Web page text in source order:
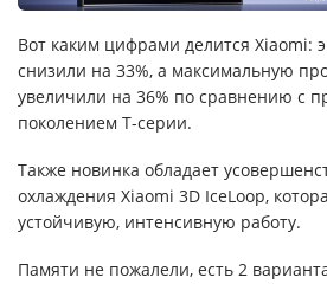
Вот каким цифрами делится Xiaomi:
снизили на 33%, а максимальную
увеличили на 36% по сравнению с
поколением T-серии.
Также новинка обладает
охлаждения Xiaomi 3D IceLoop,
устойчивую, интенсивную работу.
Памяти не пожалели, есть 2